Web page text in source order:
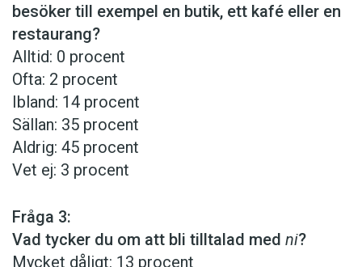
besöker till exempel en butik, ett kafé eller en
restaurang?
Alltid: 0 procent
Ofta: 2 procent
Ibland: 14 procent
Sällan: 35 procent
Aldrig: 45 procent
Vet ej: 3 procent
Fråga 3:
Vad tycker du om att bli tilltalad med ni?
Mycket dåligt: 13 procent